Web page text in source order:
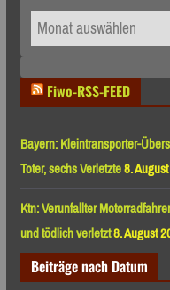
Archiv
nach
Fiwo-RSS-FEED
Bayern: Kleintransporter-
Toter, sechs Verletzte8.
Ktn: Verunfallter
und tödlich verletzt8. August
Beiträge nach Datum